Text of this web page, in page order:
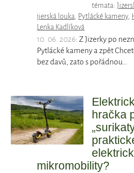
témata:
jierská louka, Pytlácké kameny,
Lenka Kadlíková
10. 06. 2026: Z Jizerky po
Pytlácké kameny a zpět
bez davů, zato s pořádnou…
hračka
mikromobility?